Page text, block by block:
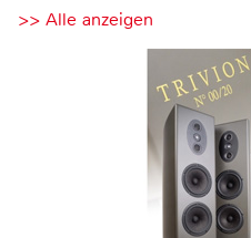
>> Alle anzeigen